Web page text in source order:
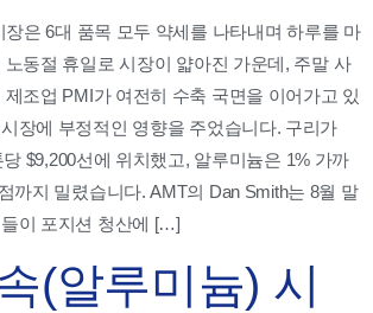
장은 6대 품목 모두 약세를 나타내며 하루를 마
동절 휴일로 시장이 얇아진 가운데, 주말 사
조업 PMI가 여전히 수축 국면을 이어가고 있
장에 부정적인 영향을 주었습니다. 구리가
$9,200선에 위치했고, 알루미늄은 1% 가까
까지 밀렸습니다. AMT의 Dan Smith는 8월 말
이 포지션 청산에 […]
(알루미늄) 시